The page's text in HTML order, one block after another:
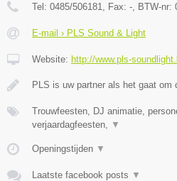
Tel: 0485/506181 , Fax: - , BTW-nr:
E-mail › PLS Sound & Light
Website: http://www.pls-
PLS is uw partner als het gaat om
Trouwfeesten, DJ animatie,
verjaardagfeesten,
▼
Openingstijden ▼
Laatste facebook posts ▼